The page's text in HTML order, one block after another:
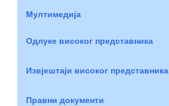
Мултимедија
Одлуке високог представника
Извјештаји високог представника
Правни документи